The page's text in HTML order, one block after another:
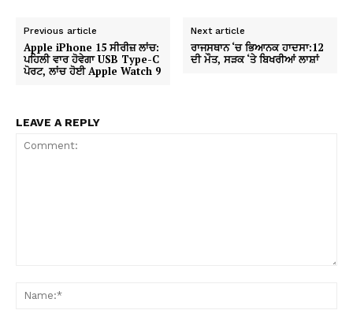
Previous article
Apple iPhone 15 ਸੀਰੀਜ਼ ਲਾਂਚ:
ਪਹਿਲੀ ਵਾਰ ਹੋਵੇਗਾ USB Type-C
ਪੋਰਟ, ਲਾਂਚ ਹੋਈ Apple Watch 9
Next article
ਰਾਜਸਥਾਨ ‘ਚ ਭਿਆਨਕ ਹਾਦਸਾ:12
ਦੀ ਮੌਤ, ਸੜਕ ‘ਤੇ ਬਿਖਰੀਆਂ ਲਾਸ਼ਾਂ
LEAVE A REPLY